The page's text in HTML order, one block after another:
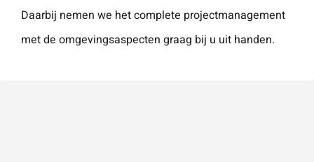
contact kun
Daarbij nemen we het complete projectmanagement
met de omgevingsaspecten graag bij u uit handen.